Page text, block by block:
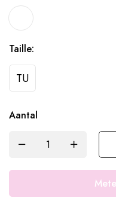
Taille:
TU
Aantal